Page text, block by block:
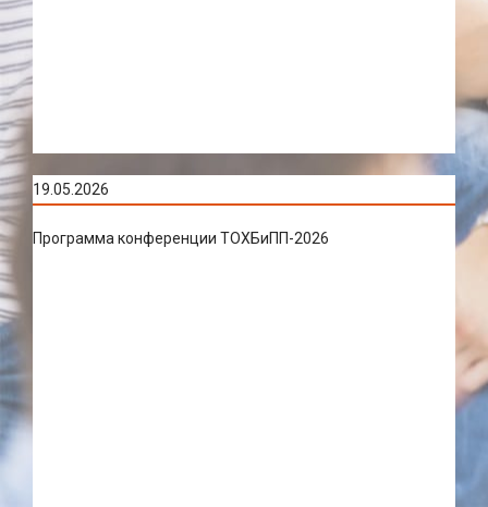
19.05.2026
Программа конференции ТОХБиПП-2026